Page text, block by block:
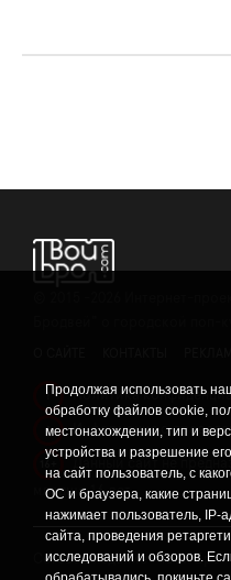
Продолжая использовать
обработку файлов cookie,
местонахождении, тип и
устройства и разрешение
на сайт пользователь, с
ОС и браузера, какие
нажимает пользователь, IP-
сайта, проведения
исследований и обзоров.
! Политика
! Информация о
Данный сайт не
младше 16 лет.
Сетевое издание «Твой